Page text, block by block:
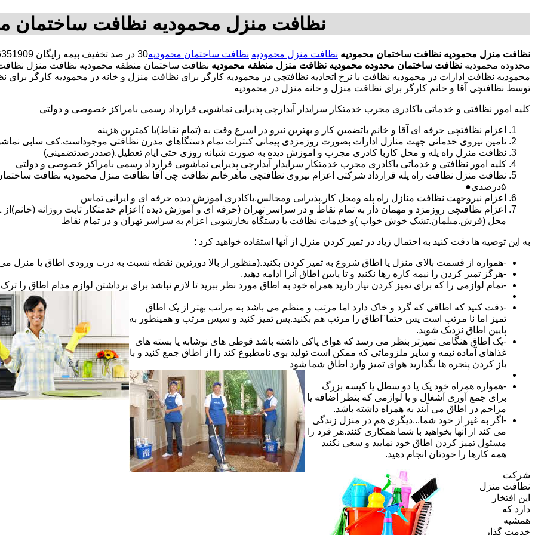
نظافت منزل محمودیه نظافت ساختمان
نظافت منزل محمودیه نظافت ساختمان محمودیه نظافت منزل محمودیه نظافت ساختمان محمودیه
محدوده محمودیه نظافت ساختمان محدوده محمودیه نظافت منزل منطقه محمودیه نظافت ساختمان منطقه محمودیه نظافت منزل
محمودیه نظافت ادارات در محمودیه نظافت با نرخ اتحادیه نظافتچی در محمودیه کارگر برای نظافت منزل و خانه در محمودیه کارگر
توسط نظافتچی آقا و خانم کارگر برای نظافت منزل و خانه منزل در محمودیه
کلیه امور نظافتی و خدماتی باکادری مجرب خدمتکار سرایدار آبدارچی پذیرایی نماشویی قرارداد رسمی بامراکز خصوصی و دولتی
اعزام نظافتچی حرفه ای آقا و خانم باتضمین کار و بهترین نیرو در اسرع وقت به (تمام نقاط)با کمترین هزینه
تامین نیروی خدماتی جهت منازل ادارات بصورت روزمزدی پیمانی کنترات تمام دستگاهای مدرن نظافتی موجوداست.کف سابی
نظافت منزل راه پله و محل کاربا کادری مجرب و اموزش دیده به صورت شبانه روزی حتی ایام تعطیل.(صددرصدتضمینی)
کلیه امور نظافتی و خدماتی باکادری مجرب خدمتکار سرایدار آبدارچی پذیرایی نماشویی قرارداد رسمی بامراکز خصوصی و دولتی
نظافت منزل نظافت راه پله قرارداد شرکتی اعزام نیروی نظافتچی ماهرخانم نظافت چی آقا نظافت منزل محمودیه نظافت
۵درصدی●
اعزام نیروجهت نظافت منازل راه پله ومحل کار.پذیرایی ومجالس.باکادری اموزش دیده حرفه ای و ایرانی تماس
محل (فرش.مبلمان.تشک خوش خواب )و خدمات نظافت با دستگاه بخارشویی اعزام به سراسر تهران و در تمام نقاط
به این توصیه ها دقت کنید به احتمال زیاد در تمیز کردن منزل از آنها استفاده خواهید کرد :
-همواره از قسمت بالای منزل یا اطاق شروع به تمیز کردن بکنید.(منظور از بالا دورترین نقطه نسبت به درب ورودی اطاق یا منزل
-هرگز تمیز کردن را نیمه کاره رها نکنید و تا پایین اطاق آنرا ادامه دهید.
-تمام لوازمی را که برای تمیز کردن نیاز دارید همراه خود به اطاق مورد نظر ببرید تا لازم نباشد برای برداشتن لوازم مدام اطاق را ترک
-دقت کنید که اطاقی که گرد و خاک دارد اما مرتب و منظم می باشد به مراتب بهتر از یک اطاق
تمیز اما نا مرتب است پس حتما"اطاق را مرتب هم بکنید.پس تمیز کنید و سپس مرتب و همینطور به
پایین اطاق نزدیک شوید.
-یک اطاق هنگامی تمیزتر بنظر می رسد که هوای پاکی داشته باشد قوطی های نوشابه یا بسته های
غذاهای آماده نیمه و سایر ملزوماتی که ممکن است تولید بوی نامطبوع کند را از اطاق جمع کنید و با
باز کردن پنجره ها بگذارید هوای تمیز وارد اطاق شما شود
-همواره همراه خود یک یا دو سطل یا کیسه بزرگ
برای جمع آوری آشغال و یا لوازمی که بنظر اضافه یا
مزاحم در اطاق می آیند به همراه داشته باشد.
-اگر به غیر از خود شما...دیگری هم در منزل زندگی
می کند از آنها بخواهید با شما همکاری کنند.هر فرد را
مسئول تمیز کردن اطاق خود نمایید و سعی نکنید
همه کارها را خودتان انجام دهید.
شرکت
نظافت منزل
این افتخار
دارد که
همشیه
خدمت گذار